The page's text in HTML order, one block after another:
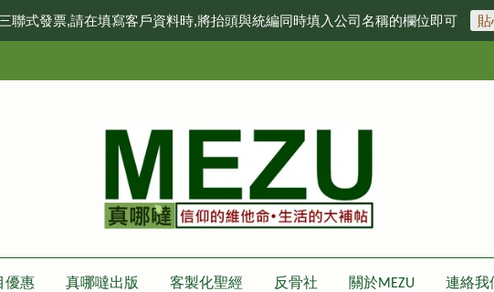
聯式發票,請在填寫客戶資料時,將抬頭與統編同時填入公司名稱的欄位即可
優惠 真哪噠出版 客製化聖經 反骨社 關於MEZU 連絡我